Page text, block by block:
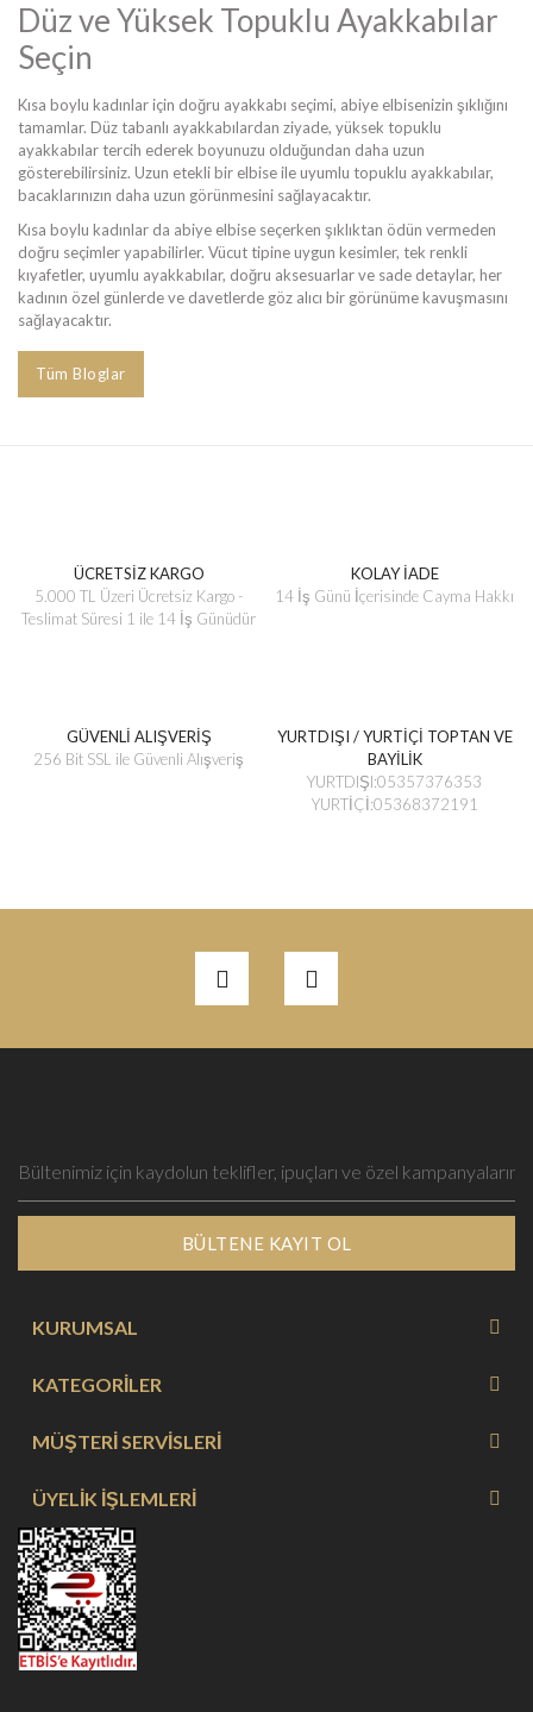
Düz ve Yüksek Topuklu Ayakkabılar
Seçin
Kısa boylu kadınlar için doğru ayakkabı seçimi, abiye elbisenizin şıklığını
tamamlar. Düz tabanlı ayakkabılardan ziyade, yüksek topuklu
ayakkabılar tercih ederek boyunuzu olduğundan daha uzun
gösterebilirsiniz. Uzun etekli bir elbise ile uyumlu topuklu ayakkabılar,
bacaklarınızın daha uzun görünmesini sağlayacaktır.
Kısa boylu kadınlar da abiye elbise seçerken şıklıktan ödün vermeden
doğru seçimler yapabilirler. Vücut tipine uygun kesimler, tek renkli
kıyafetler, uyumlu ayakkabılar, doğru aksesuarlar ve sade detaylar, her
kadının özel günlerde ve davetlerde göz alıcı bir görünüme kavuşmasını
sağlayacaktır.
Tüm Bloglar
ÜCRETSİZ KARGO
5.000 TL Üzeri Ücretsiz Kargo -
Teslimat Süresi 1 ile 14 İş Günüdür
KOLAY İADE
14 İş Günü İçerisinde Cayma Hakkı
GÜVENLİ ALIŞVERİŞ
256 Bit SSL ile Güvenli Alışveriş
YURTDIŞI / YURTİÇİ TOPTAN VE
BAYİLİK
YURTDIŞI:05357376353
YURTİÇİ:05368372191
BÜLTENE KAYIT OL
KURUMSAL
KATEGORİLER
MÜŞTERİ SERVİSLERİ
ÜYELİK İŞLEMLERİ